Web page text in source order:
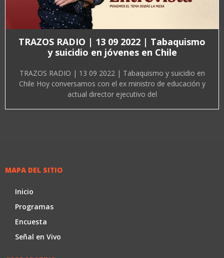
TRAZOS RADIO | 13 09 2022 | Tabaquismo
y suicidio en jóvenes en Chile
TRAZOS RADIO | 13 09 2022 | Tabaquismo y suicidio en
Chile Hoy conversamos con el ex ministro de educación y
actual director ejecutivo del
MAPA DEL SITIO
Inicio
Programas
Encuesta
Señal en Vivo